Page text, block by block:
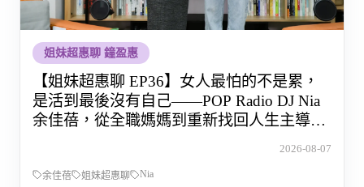
姐妹超惠聊 鐘盈惠
【姐妹超惠聊 EP36】女人最怕的不是累，
是活到最後沒有自己——POP Radio DJ Nia
余佳蓓，從全職媽媽到重新找回人生主導權
2026-08-07
余佳蓓 姐妹超惠聊 Nia